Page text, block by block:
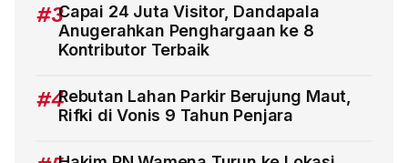
#3Capai 24 Juta Visitor, Dandapala
Anugerahkan Penghargaan ke 8
Kontributor Terbaik
#4Rebutan Lahan Parkir Berujung Maut,
Rifki di Vonis 9 Tahun Penjara